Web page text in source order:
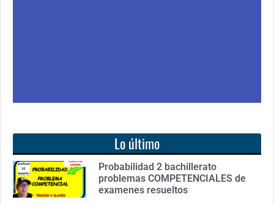
Lo último
Probabilidad 2 bachillerato
problemas COMPETENCIALES de
examenes resueltos